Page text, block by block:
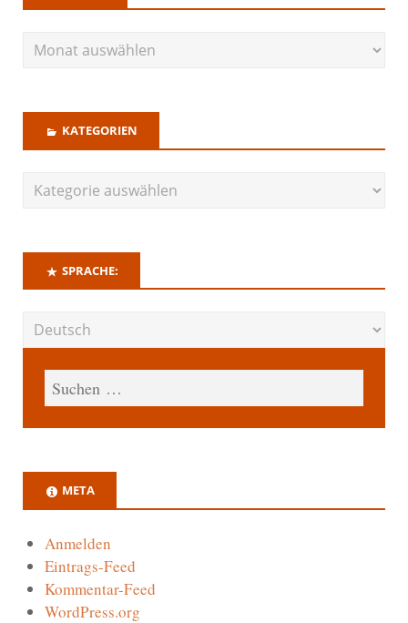
KATEGORIEN
SPRACHE:
META
Anmelden
Eintrags-Feed
Kommentar-Feed
WordPress.org